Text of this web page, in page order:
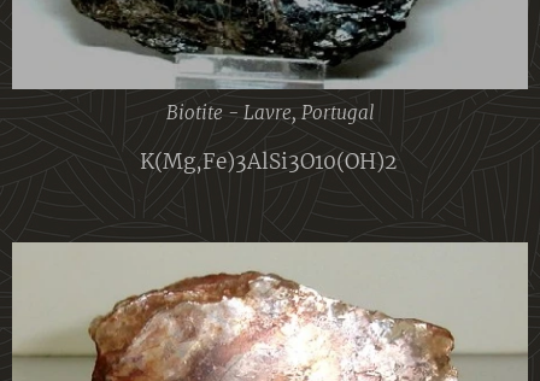
Biotite - Lavre, Portugal
K(Mg,Fe)3AlSi3O10(OH)2